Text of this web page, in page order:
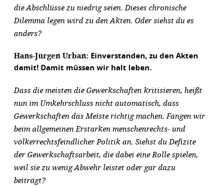
die Abschlüsse zu niedrig seien. Dieses chronische
Dilemma legen wird zu den Akten. Oder siehst du es
anders?
Hans-Jürgen Urban: Einverstanden, zu den Akten
damit! Damit müssen wir halt leben.
Dass die meisten die Gewerkschaften kritisieren, heißt
nun im Umkehrschluss nicht automatisch, dass
Gewerkschaften das Meiste richtig machen. Fangen wir
beim allgemeinen Erstarken menschenrechts- und
völkerrechtsfeindlicher Politik an. Siehst du Defizite
der Gewerkschaftsarbeit, die dabei eine Rolle spielen,
weil sie zu wenig Abwehr leistet oder gar dazu
beiträgt?